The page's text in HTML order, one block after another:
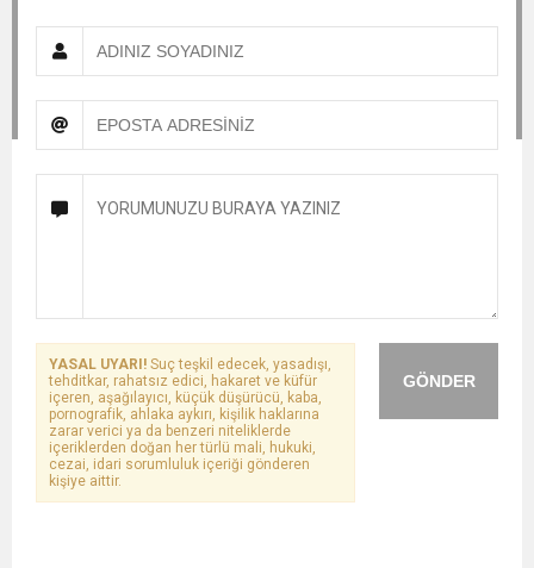
GÖNDER
YASAL UYARI! Suç teşkil edecek, yasadışı,
tehditkar, rahatsız edici, hakaret ve küfür
içeren, aşağılayıcı, küçük düşürücü, kaba,
pornografik, ahlaka aykırı, kişilik haklarına
zarar verici ya da benzeri niteliklerde
içeriklerden doğan her türlü mali, hukuki,
cezai, idari sorumluluk içeriği gönderen
kişiye aittir.